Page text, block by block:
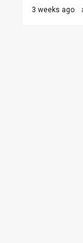
3 weeks ago